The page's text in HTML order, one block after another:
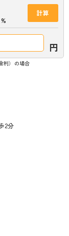
%
計算
円
利）の場合
2分